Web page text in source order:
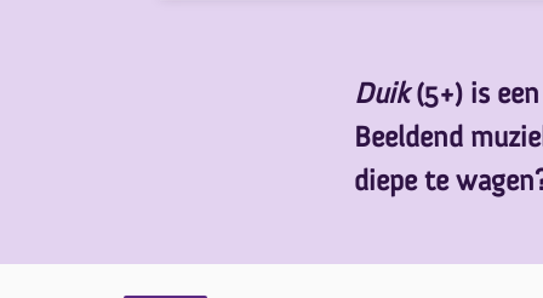
Duik(5+) is
Beeldend
diepe te